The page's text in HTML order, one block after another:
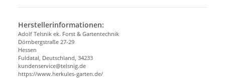
Herstellerinformationen:
Adolf Telsnik ek. Forst & Gartentechnik
Dörnbergstraße 27-29
Hessen
Fuldatal, Deutschland, 34233
kundenservice@telsnig.de
https://www.herkules-garten.de/